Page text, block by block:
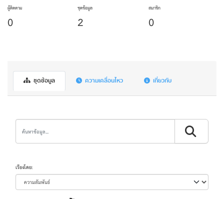
ผู้ติดตาม
0
ชุดข้อมูล
2
สมาชิก
0
ชุดข้อมูล ความเคลื่อนไหว เกี่ยวกับ
เรียงโดย